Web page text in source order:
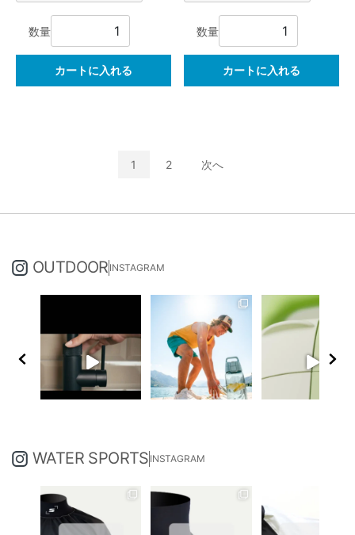
数量
カートに入れる
数量
カートに入れる
1 2 次へ
OUTDOOR INSTAGRAM
WATER SPORTS INSTAGRAM